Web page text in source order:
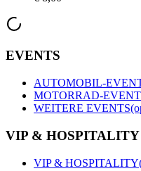
EVENTS
AUTOMOBIL-
MOTORRAD-
WEITERE EVENTS
VIP & HOSPITALITY
VIP & HOSPITALITY